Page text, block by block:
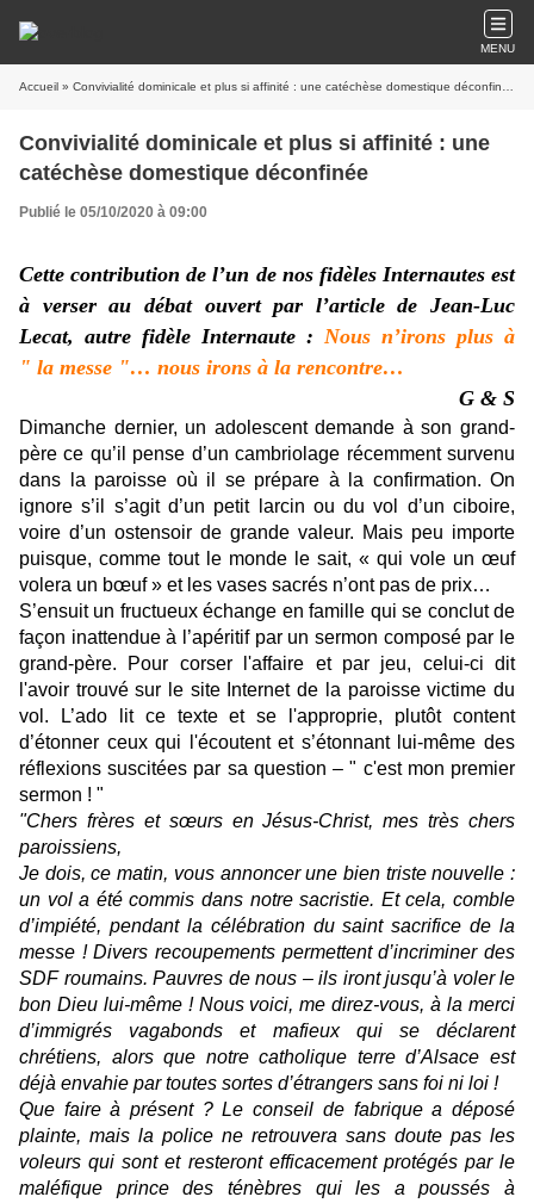
MENU
Accueil » Convivialité dominicale et plus si affinité : une catéchèse domestique déconfinée
Convivialité dominicale et plus si affinité : une
catéchèse domestique déconfinée
Publié le 05/10/2020 à 09:00
Cette contribution de l’un de nos fidèles Internautes est
à verser au débat ouvert par l’article de Jean-Luc
Lecat, autre fidèle Internaute : Nous n’irons plus à
" la messe "… nous irons à la rencontre…
G & S
Dimanche dernier, un adolescent demande à son grand-
père ce qu’il pense d’un cambriolage récemment survenu
dans la paroisse où il se prépare à la confirmation. On
ignore s’il s’agit d’un petit larcin ou du vol d’un ciboire,
voire d’un ostensoir de grande valeur. Mais peu importe
puisque, comme tout le monde le sait, « qui vole un œuf
volera un bœuf » et les vases sacrés n’ont pas de prix…
S’ensuit un fructueux échange en famille qui se conclut de
façon inattendue à l’apéritif par un sermon composé par le
grand-père. Pour corser
l'affaire et par jeu, celui-ci dit
l'avoir trouvé sur le site Internet de la paroisse victime du
vol. L’ado lit ce texte et se l'approprie, plutôt content
d’étonner ceux qui l'écoutent et s’étonnant lui-même des
réflexions suscitées par sa question – " c'est mon premier
sermon ! "
"Chers frères et sœurs en Jésus-Christ, mes très chers
paroissiens,
Je dois, ce matin, vous annoncer une bien triste nouvelle :
un vol a été commis dans notre sacristie. Et cela, comble
d’impiété, pendant la célébration du saint sacrifice de la
messe ! Divers recoupements permettent d’incriminer des
SDF roumains. Pauvres de nous – ils iront jusqu’à voler le
bon Dieu lui-même ! Nous voici, me direz-vous, à la merci
d’immigrés vagabonds et mafieux qui se déclarent
chrétiens, alors que notre catholique terre d’Alsace est
déjà envahie par toutes sortes d’étrangers sans foi ni loi !
Que faire à présent ? Le conseil de fabrique a déposé
plainte, mais la police ne retrouvera sans doute pas les
voleurs qui sont et resteront efficacement protégés par le
maléfique prince des ténèbres qui les a poussés à